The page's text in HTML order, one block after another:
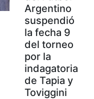
Argentino
suspendió
la fecha 9
del torneo
por la
indagatoria
de Tapia y
Toviggini